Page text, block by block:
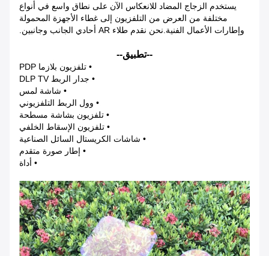
يستخدم الزجاج المضاد للانعكاس الآن على نطاق واسع في أنواع
مختلفة من العرض من التلفزيون إلى غطاء الأجهزة المحمولة
وإطارات الأعمال الفنية.نحن نقدم طلاء AR أحادي الجانب وجانبين.
--تطبيق--
• تلفزيون بلازما PDP
• جدار الربط DLP TV
• شاشة لمس
• وول الربط التلفزيوني
• تلفزيون بشاشة مسطحة
• تلفزيون الإسقاط الخلفي
• شاشات الكريستال السائل الصناعية
• إطار صورة متقدم
• أداة